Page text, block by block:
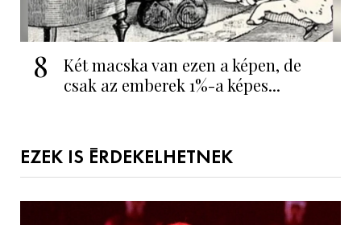
8
Két macska van ezen a képen, de
csak az emberek 1%-a képes...
EZEK IS ÉRDEKELHETNEK